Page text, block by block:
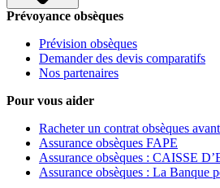
Prévoyance obsèques
Prévision obsèques
Demander des devis comparatifs
Nos partenaires
Pour vous aider
Racheter un contrat obsèques
Assurance obsèques FAPE
Assurance obsèques : CAISSE
Assurance obsèques : La Banque